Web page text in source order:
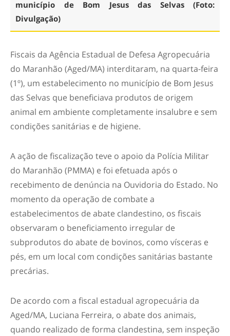
município de Bom Jesus das Selvas (Foto:
Divulgação)
Fiscais da Agência Estadual de Defesa Agropecuária
do Maranhão (Aged/MA) interditaram, na quarta-feira
(1º), um estabelecimento no município de Bom Jesus
das Selvas que beneficiava produtos de origem
animal em ambiente completamente insalubre e sem
condições sanitárias e de higiene.
A ação de fiscalização teve o apoio da Polícia Militar
do Maranhão (PMMA) e foi efetuada após o
recebimento de denúncia na Ouvidoria do Estado. No
momento da operação de combate a
estabelecimentos de abate clandestino, os fiscais
observaram o beneficiamento irregular de
subprodutos do abate de bovinos, como vísceras e
pés, em um local com condições sanitárias bastante
precárias.
De acordo com a fiscal estadual agropecuária da
Aged/MA, Luciana Ferreira, o abate dos animais,
quando realizado de forma clandestina, sem inspeção